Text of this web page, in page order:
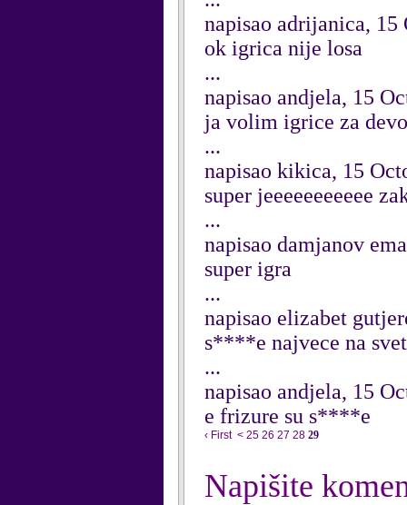
napisao adrijanica, 15
ok igrica nije losa
...
napisao andjela, 15
ja volim igrice za
...
napisao kikica, 15
super jeeeeeeeeeee
...
napisao damjanov
super igra
...
napisao elizabet
s****e najvece na
...
napisao andjela, 15
e frizure su s****e
‹ First < 25 26 27 28 29
Napišite